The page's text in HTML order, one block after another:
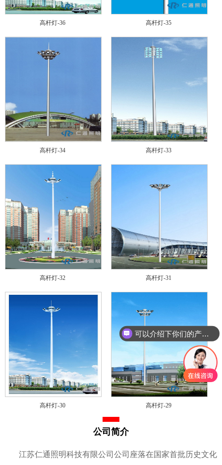
高杆灯-36 高杆灯-35
高杆灯-34 高杆灯-33
高杆灯-32 高杆灯-31
高杆灯-30 高杆灯-29
公司简介
江苏仁通照明科技有限公司公司座落在国家首批历史文化
可以介绍下你们的产品么